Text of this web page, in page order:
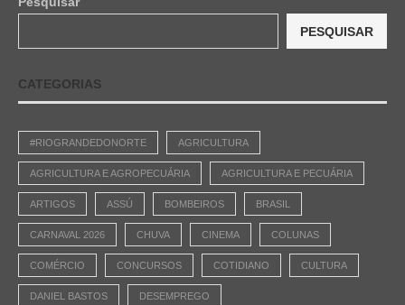
PESQUISAR
CATEGORIAS
#RIOGRANDEDONORTE AGRICULTURA
AGRICULTURA E AGROPECUÁRIA AGRICULTURA E PECUÁRIA
ARTIGOS ASSÚ BOMBEIROS BRASIL
CARNAVAL 2026 CHUVA CINEMA COLUNAS
COMÉRCIO CONCURSOS COTIDIANO CULTURA
DANIEL BASTOS DESEMPREGO